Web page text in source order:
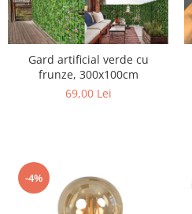
Gard artificial verde cu
frunze, 300x100cm
69,00 Lei
-4%